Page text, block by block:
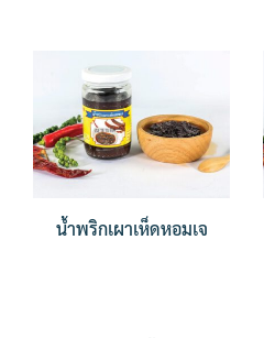
น้ำพริกเผาเห็ดหอมเจ